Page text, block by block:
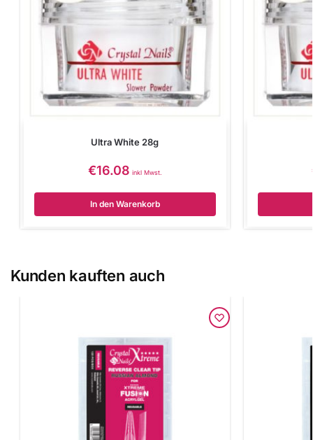
Ultra White 28g
€16.08 inkl Mwst.
In den Warenkorb
Kunden kauften auch